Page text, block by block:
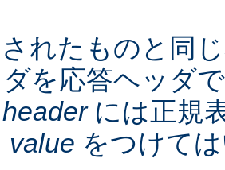
れたものと同
を応答ヘッダ
headerには正規
value をつけて